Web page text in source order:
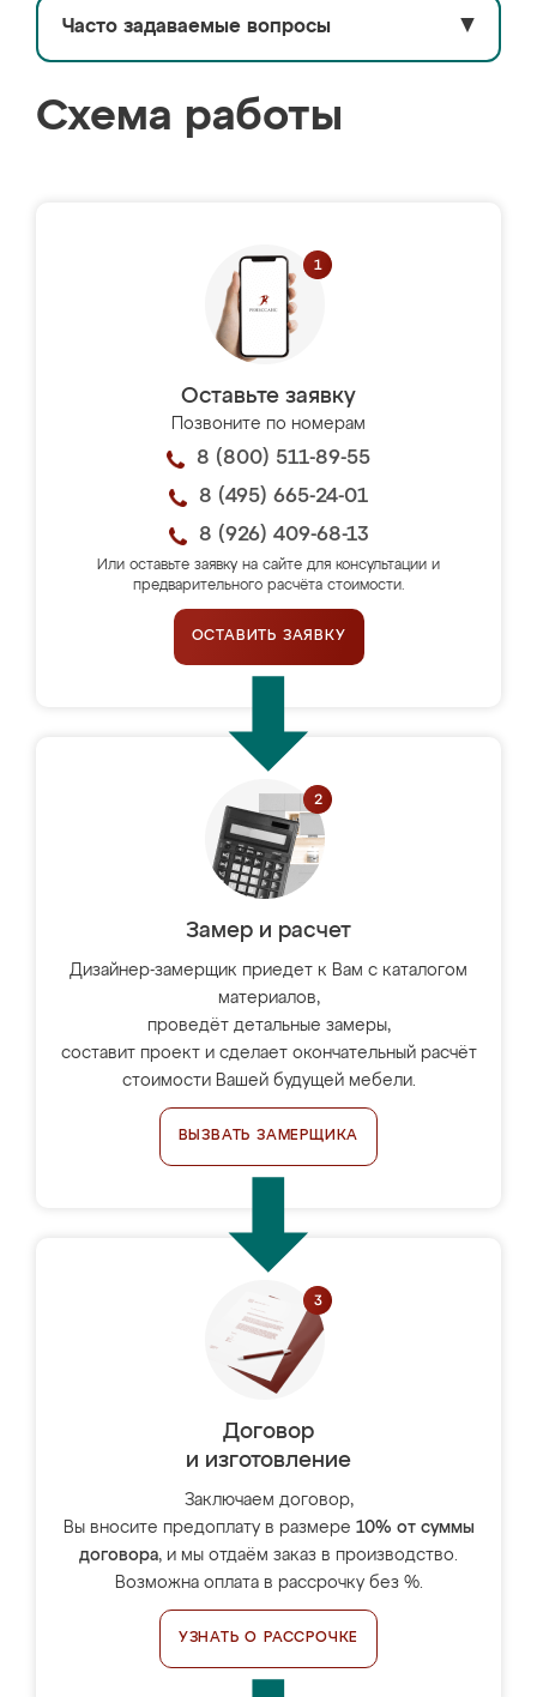
Часто задаваемые вопросы ▼
Схема работы
Оставьте заявку
Позвоните по номерам
8 (800) 511-89-55
8 (495) 665-24-01
8 (926) 409-68-13
Или оставьте заявку на сайте для консультации и
предварительного расчёта стоимости.
ОСТАВИТЬ ЗАЯВКУ
Замер и расчет
Дизайнер-замерщик приедет к Вам с каталогом
материалов,
проведёт детальные замеры,
составит проект и сделает окончательный расчёт
стоимости Вашей будущей мебели.
ВЫЗВАТЬ ЗАМЕРЩИКА
Договор
и изготовление
Заключаем договор,
Вы вносите предоплату в размере 10% от суммы
договора, и мы отдаём заказ в производство.
Возможна оплата в рассрочку без %.
УЗНАТЬ О РАССРОЧКЕ